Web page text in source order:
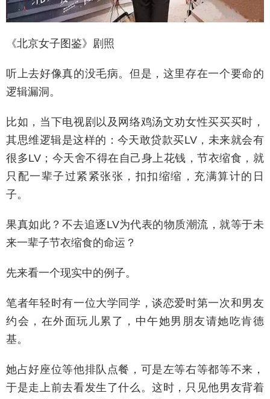
《北京女子图鉴》剧照
听上去好像真的没毛病。但是，这里存在一个要命的
逻辑漏洞。
比如，当下电视剧以及网络鸡汤文劝女性买买买时，
其思维逻辑是这样的：今天敢贷款买LV，未来就会有
很多LV；今天舍不得在自己身上花钱，节衣缩食，就
只配一辈子过紧紧张张，扣扣缩缩，充满算计的日
子。
果真如此？不去追逐LV为代表的物质潮流，就等于未
来一辈子节衣缩食的命运？
先来看一个现实中的例子。
笔者年轻时有一位大学同学，谈恋爱时第一次和男友
约会，在外面玩儿累了，中午她男朋友请她吃肯德
基。
她占好座位等他排队点餐，可是左等右等都等不来，
于是走上前去看发生了什么。这时，只见他男友背着